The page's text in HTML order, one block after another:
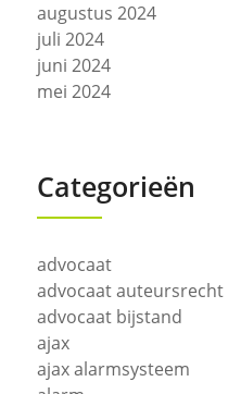
augustus 2024
juli 2024
juni 2024
mei 2024
Categorieën
advocaat
advocaat auteursrecht
advocaat bijstand
ajax
ajax alarmsysteem